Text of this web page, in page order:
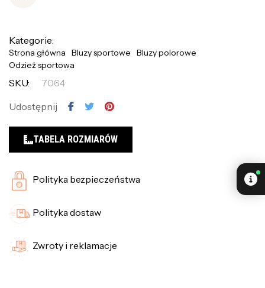
Kategorie:
Strona główna Bluzy sportowe
Bluzy polorowe
Odzież sportowa
SKU:
7064
Udostępnij
TABELA ROZMIARÓW
Polityka bezpieczeństwa
Polityka dostaw
Zwroty i reklamacje